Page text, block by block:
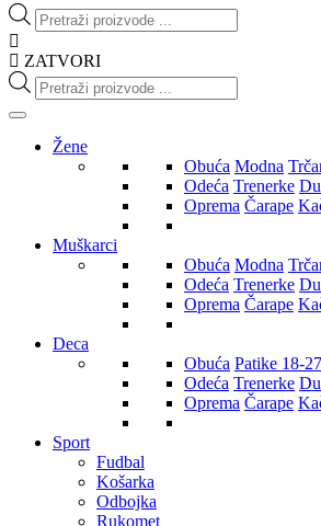
Products
search
ZATVORI
Products
search
Žene
Obuća Modna
Odeća Trenerke
Oprema Čarape
Muškarci
Obuća Modna
Odeća Trenerke
Oprema Čarape
Deca
Obuća Patike 18-27
Odeća Trenerke
Oprema Čarape
Sport
Fudbal
Košarka
Odbojka
Rukomet